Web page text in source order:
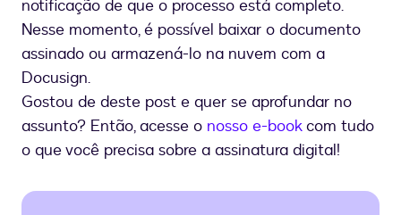
notificação de que o processo está completo.
Nesse momento, é possível baixar o documento
assinado ou armazená-lo na nuvem com a
Docusign.
Gostou de deste post e quer se aprofundar no
assunto? Então, acesse o nosso e-bookcom tudo
o que você precisa sobre a assinatura digital!